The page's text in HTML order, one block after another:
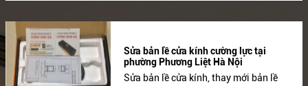
Sửa bản lề cửa kính cường lực tại
phường Phương Liệt Hà Nội
Sửa bản lề cửa kính, thay mới bản lề